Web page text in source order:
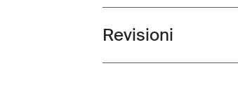
Toggle overview
Revisioni